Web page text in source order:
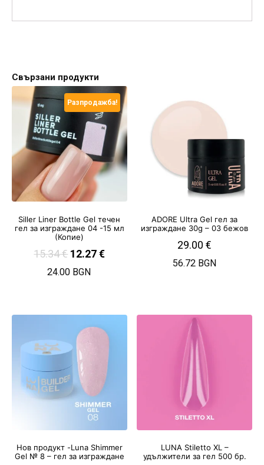
Свързани продукти
Разпродажба!
Siller Liner Bottle Gel течен
гел за изграждане 04 -15 мл
(Копие)
15.34€ 12.27€
24.00 BGN
ADORE Ultra Gel гел за
изграждане 30g – 03 бежов
29.00€
56.72 BGN
Нов продукт -Luna Shimmer
Gel № 8 – гел за изграждане
LUNA Stiletto XL –
удължители за гел 500 бр.